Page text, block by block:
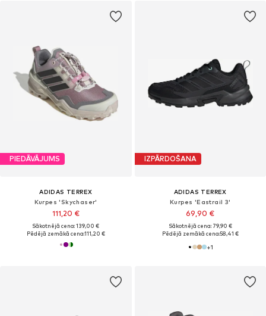
PIEDĀVĀJUMS
ADIDAS TERREX
Kurpes 'Skychaser'
111,20 €
Sākotnējā cena: 139,00 €
Pēdējā zemākā cena:111,20 €
IZPĀRDOŠANA
ADIDAS TERREX
Kurpes 'Eastrail 3'
69,90 €
Sākotnējā cena: 79,90 €
Pēdējā zemākā cena:58,41 €
+1